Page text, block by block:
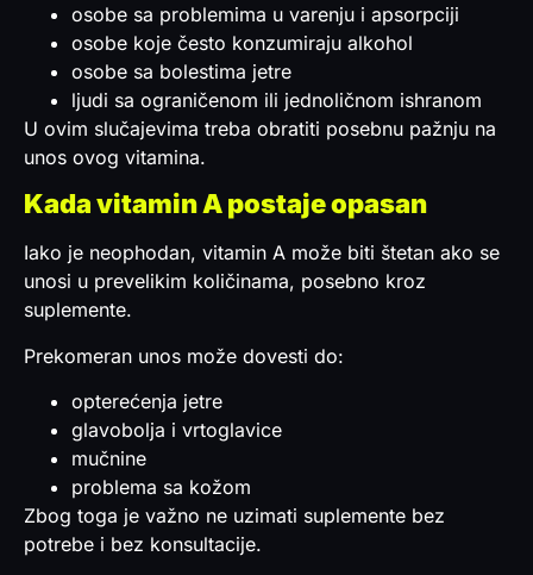
osobe sa problemima u varenju i apsorpciji
osobe koje često konzumiraju alkohol
osobe sa bolestima jetre
ljudi sa ograničenom ili jednoličnom ishranom
U ovim slučajevima treba obratiti posebnu pažnju na
unos ovog vitamina.
Kada vitamin A postaje opasan
Iako je neophodan, vitamin A može biti štetan ako se
unosi u prevelikim količinama, posebno kroz
suplemente.
Prekomeran unos može dovesti do:
opterećenja jetre
glavobolja i vrtoglavice
mučnine
problema sa kožom
Zbog toga je važno ne uzimati suplemente bez
potrebe i bez konsultacije.